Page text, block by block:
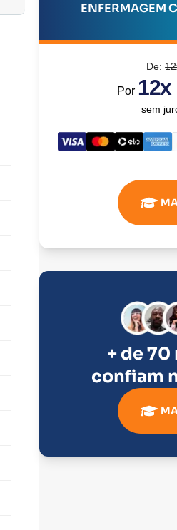
ENFERMAGEM
De:
Por 12x
sem
+ de
confiam